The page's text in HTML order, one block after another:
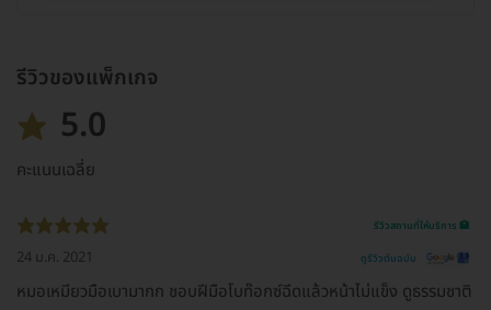
รีวิวของแพ็กเกจ
5.0
คะแนนเฉลี่ย
รีวิวสถานที่ให้บริการ 🏥
24 ม.ค. 2021 ดูรีวิวต้นฉบับ
หมอเหมียวมือเบามากก ชอบฝีมือโบท๊อกซ์ฉีดแล้วหน้าไม่แข็ง ดูธรรมชาติ